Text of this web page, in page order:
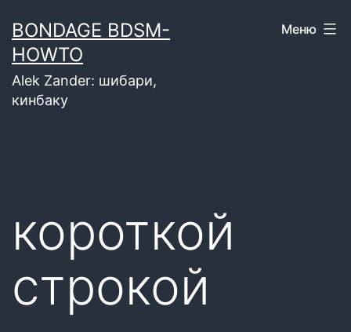
содержимому
BONDAGE BDSM-
HOWTO
Alek Zander: шибари,
кинбаку
Меню
короткой
строкой